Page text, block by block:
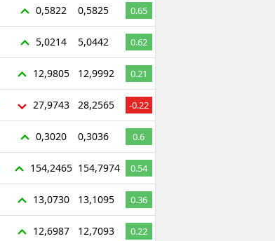
0,5822 0,5825 0.65
5,0214 5,0442 0.62
12,9805 12,9992 0.21
27,9743 28,2565 -0.22
0,3020 0,3036 0.6
154,2465 154,7974 0.54
13,0730 13,1095 0.36
12,6987 12,7093 0.22